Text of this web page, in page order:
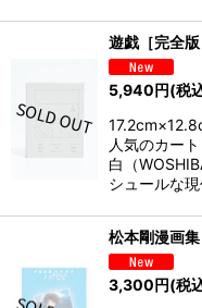
遊戯［完全版
5,940円(税
人気のカー
白（
シュールな
松本剛漫画
3,300円(税